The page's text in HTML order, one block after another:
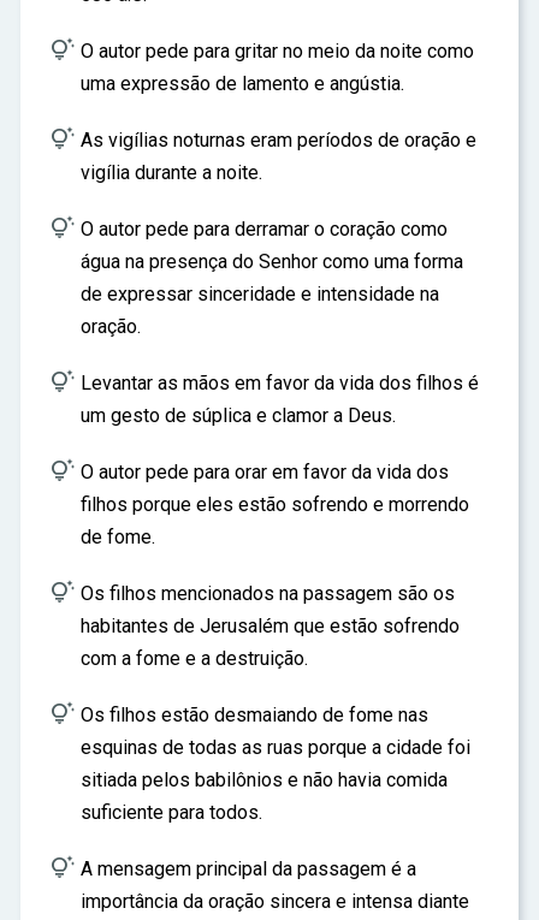
 O autor pede para gritar no meio da noite como
uma expressão de lamento e angústia.
 As vigílias noturnas eram períodos de oração e
vigília durante a noite.
 O autor pede para derramar o coração como
água na presença do Senhor como uma forma
de expressar sinceridade e intensidade na
oração.
 Levantar as mãos em favor da vida dos filhos é
um gesto de súplica e clamor a Deus.
 O autor pede para orar em favor da vida dos
filhos porque eles estão sofrendo e morrendo
de fome.
 Os filhos mencionados na passagem são os
habitantes de Jerusalém que estão sofrendo
com a fome e a destruição.
 Os filhos estão desmaiando de fome nas
esquinas de todas as ruas porque a cidade foi
sitiada pelos babilônios e não havia comida
suficiente para todos.
 A mensagem principal da passagem é a
importância da oração sincera e intensa diante